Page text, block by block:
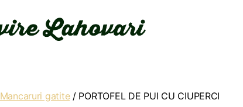
Mancaruri gatite/ PORTOFEL DE PUI CU CIUPERCI